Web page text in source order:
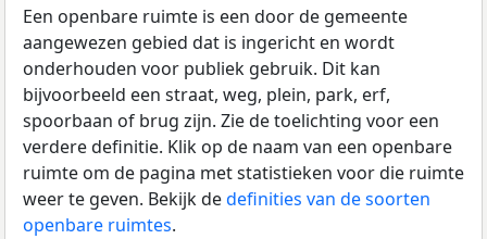
Een openbare ruimte is een door de gemeente
aangewezen gebied dat is ingericht en wordt
onderhouden voor publiek gebruik. Dit kan
bijvoorbeeld een straat, weg, plein, park, erf,
spoorbaan of brug zijn. Zie de toelichting voor een
verdere definitie. Klik op de naam van een openbare
ruimte om de pagina met statistieken voor die ruimte
weer te geven. Bekijk dedefinities van de soorten
openbare ruimtes.